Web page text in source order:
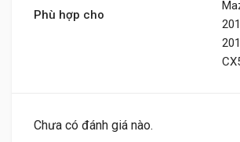
Phù hợp cho
Chưa có đánh giá nào.